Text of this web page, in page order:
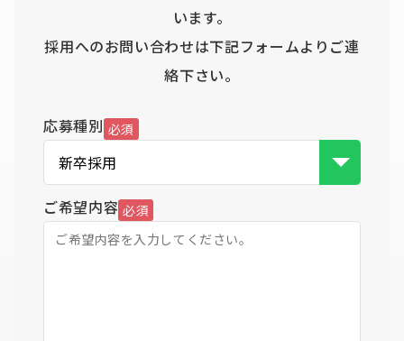
います。
採用へのお問い合わせは下記フォームよりご連
絡下さい。
応募種別 必須
ご希望内容 必須